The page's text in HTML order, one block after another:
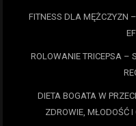
FITNESS DLA MĘŻCZYZN
ROLOWANIE TRICEPSA –
DIETA BOGATA W
ZDROWIE, MŁODOŚĆ